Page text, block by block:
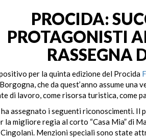
PROCIDA:
PROTAGONISTI
RASSEGNA
per la quinta edizione del Procida
che da quest’anno assume una
di lavoro, come risorsa turistica, come
assegnato i seguenti riconoscimenti.
la migliore regia al corto “Casa Mia” di
Cingolani. Menzioni speciali sono state